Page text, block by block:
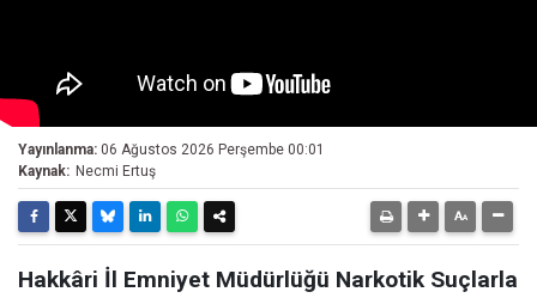
Yayınlanma: 06 Ağustos 2026 Perşembe 00:01
Kaynak: Necmi Ertuş
Hakkâri İl Emniyet Müdürlüğü Narkotik Suçlarla